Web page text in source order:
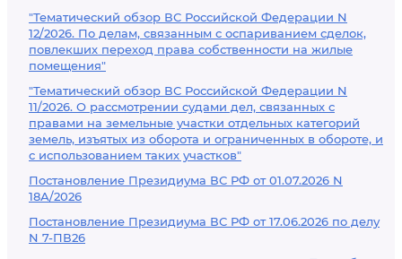
"Тематический обзор ВС Российской Федерации N
12/2026. По делам, связанным с оспариванием сделок,
повлекших переход права собственности на жилые
помещения"
"Тематический обзор ВС Российской Федерации N
11/2026. О рассмотрении судами дел, связанных с
правами на земельные участки отдельных категорий
земель, изъятых из оборота и ограниченных в обороте, и
с использованием таких участков"
Постановление Президиума ВС РФ от 01.07.2026 N
18А/2026
Постановление Президиума ВС РФ от 17.06.2026 по делу
N 7-ПВ26